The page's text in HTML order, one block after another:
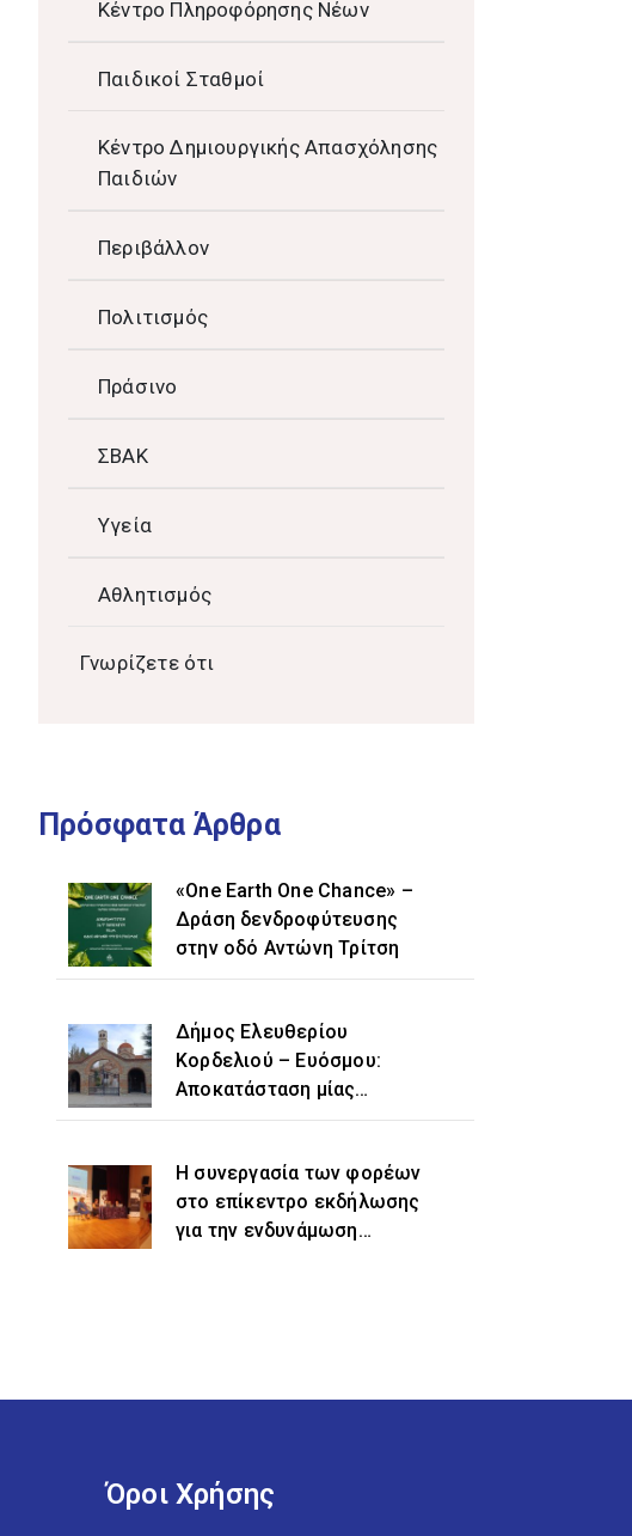
Κέντρο Πληροφόρησης Νέων
Παιδικοί Σταθμοί
Κέντρο Δημιουργικής Απασχόλησης
Παιδιών
Περιβάλλον
Πολιτισμός
Πράσινο
ΣΒΑΚ
Υγεία
Αθλητισμός
Γνωρίζετε ότι
Πρόσφατα Άρθρα
«One Earth One Chance» –
Δράση δενδροφύτευσης
στην οδό Αντώνη Τρίτση
Δήμος Ελευθερίου
Κορδελιού – Ευόσμου:
Αποκατάσταση μίας
ιστορικής αδικίας η
«Ελευθέριο» στην
ονομασία του δήμου
Η συνεργασία των φορέων
στο επίκεντρο εκδήλωσης
για την ενδυνάμωση
Όροι Χρήσης